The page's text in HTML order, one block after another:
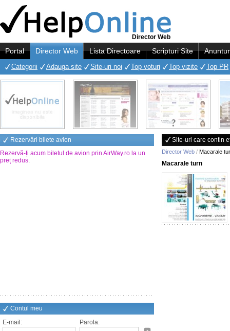
Director Web
Portal Director Web Lista Directoare Scripturi Site
Categorii Adauga site Site-uri noi Top voturi Top vizite Top PR
Rezervări bilete avion
Rezervă-ți acum biletul de avion prin AirWay.ro la un
preț redus.
Contul meu
E-mail:
Parola:
Site-uri care contin
Director Web / Macarale
Macarale turn